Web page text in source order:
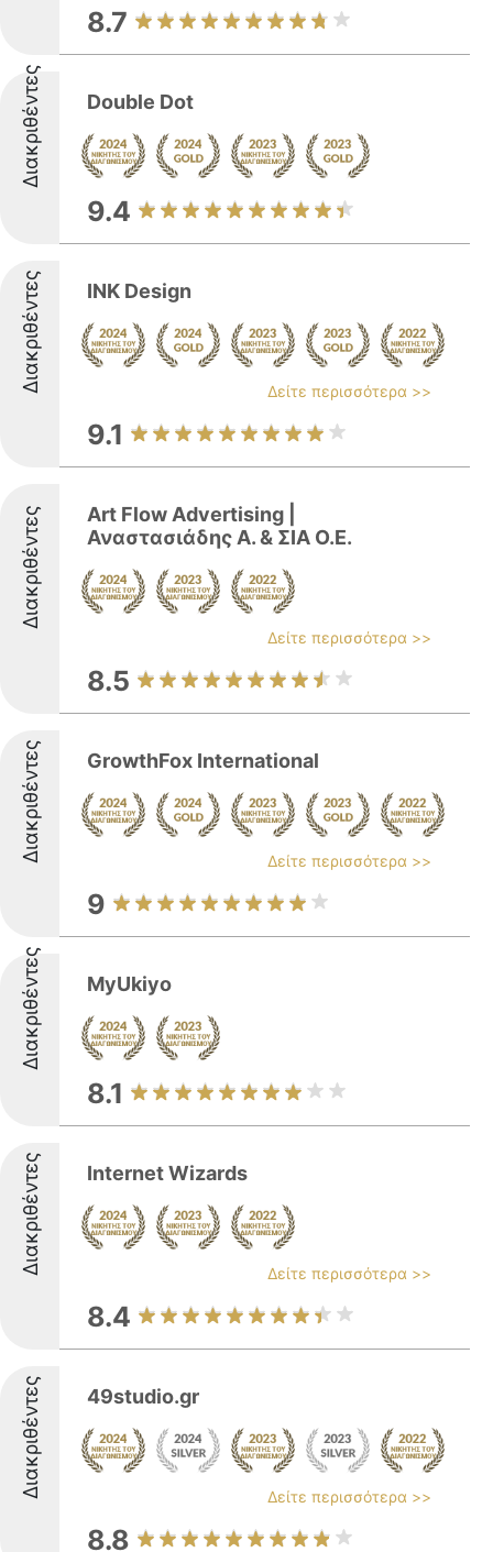
8.7
Διακριθέντες Double Dot
9.4
Διακριθέντες INK Design
Δείτε περισσότερα >>
9.1
Διακριθέντες
Art Flow Advertising |
Αναστασιάδης Α. & ΣΙΑ O.E.
Δείτε περισσότερα >>
8.5
Διακριθέντες GrowthFox International
Δείτε περισσότερα >>
9
Διακριθέντες MyUkiyo
8.1
Διακριθέντες Internet Wizards
Δείτε περισσότερα >>
8.4
Διακριθέντες 49studio.gr
Δείτε περισσότερα >>
8.8